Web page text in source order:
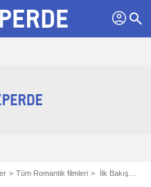
profil search
Tüm Romantik filmleri İlk Bakışta Aşk'ın İstatistiksel Olasılığı